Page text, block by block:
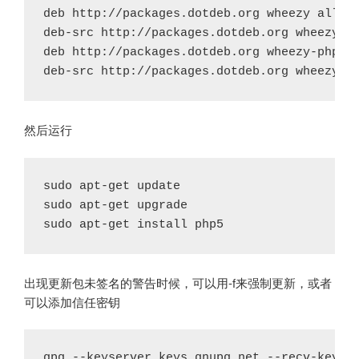
deb http://packages.dotdeb.org wheezy all
deb-src http://packages.dotdeb.org wheezy
deb http://packages.dotdeb.org wheezy-
然后运行
sudo apt-get update
sudo apt-get upgrade
出现更新包未签名的警告时候，可以用-f来强制更新，或者
可以添加信任密钥